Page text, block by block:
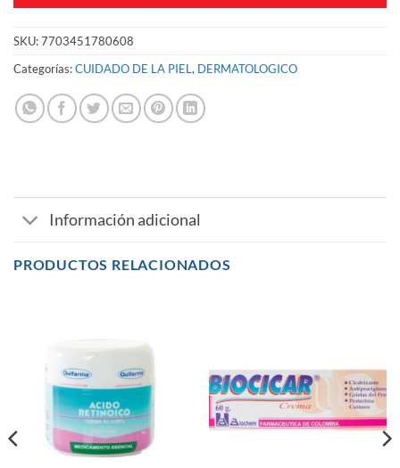
SKU:7703451780608
Categorías:CUIDADO DE LA PIEL, DERMATOLOGICO
Información adicional
PRODUCTOS RELACIONADOS